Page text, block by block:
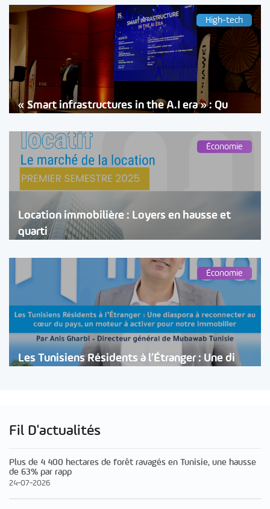
High-tech
« Smart infrastructures in the A.I era » : Qu
Économie
Location immobilière : Loyers en hausse et
quarti
Économie
Les Tunisiens Résidents à l’Étranger : Une di
Fil D'actualités
Plus de 4 400 hectares de forêt ravagés en Tunisie, une hausse
de 63% par rapp
24-07-2026